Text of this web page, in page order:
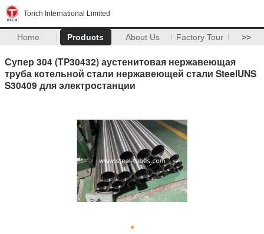
Torich International Limited
Home Products About Us Factory Tour >>
Супер 304 (TP30432) аустенитовая нержавеющая
труба котельной стали нержавеющей стали SteelUNS
S30409 для электростанции